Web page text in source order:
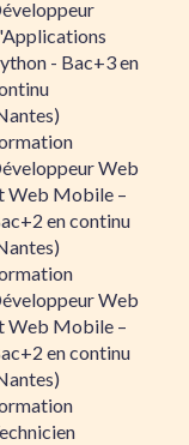
- Bac+3 en
Web
Web Mobile –
en continu
Web
Web Mobile –
en continu